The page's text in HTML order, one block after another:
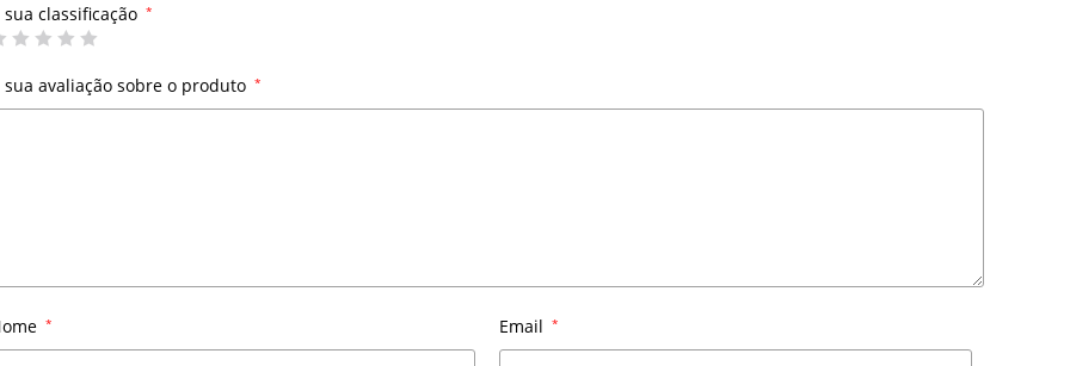
sua classificação *
sua avaliação sobre o produto *
* Email *